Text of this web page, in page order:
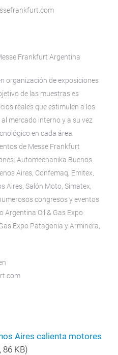
Frankfurt Argentina
organización de exposiciones
de las muestras es
reales que estimulen a los
mercado interno y a su vez
en cada área.
de Messe Frankfurt
Automechanika Buenos
Aires, Confemaq, Emitex,
Aires, Salón Moto, Simatex,
congresos y eventos
Argentina Oil & Gas Expo
Expo Patagonia y Arminera,
Aires calienta motores
, 86 KB)